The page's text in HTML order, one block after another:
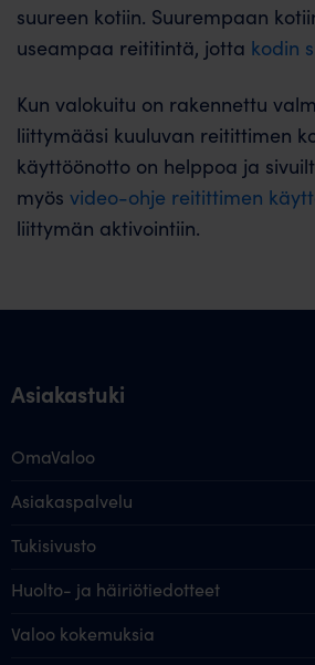
suureen kotiin. Suurempaan
useampaa reititintä, jotta kodin
Kun valokuitu on rakennettu
liittymääsi kuuluvan reitittimen
käyttöönotto on helppoa ja
myös video-ohje reitittimen
liittymän aktivointiin.
Asiakastuki
OmaValoo
Asiakaspalvelu
Tukisivusto
Huolto- ja häiriötiedotteet
Valoo kokemuksia